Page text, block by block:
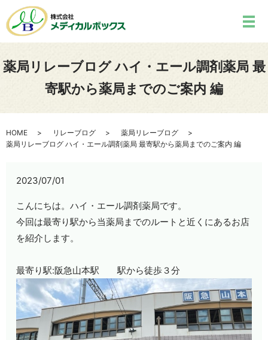
薬局リレーブログ ハイ・エール調剤薬局 最
寄駅から薬局までのご案内 編
HOME リレーブログ
薬局リレーブログ
薬局リレーブログ ハイ・エール調剤薬局 最寄駅から薬局までのご案内 編
2023/07/01
こんにちは。ハイ・エール調剤薬局です。
今回は最寄り駅から当薬局までのルートと近くにあるお店
を紹介します。
最寄り駅:阪急山本駅 駅から徒歩３分